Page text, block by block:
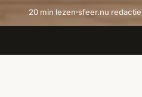
20 min lezen sfeer.nu redactie